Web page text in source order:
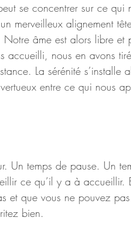
se concentrer sur ce qui
merveilleux alignement
âme est alors libre et
accueilli, nous en avons
La sérénité s’installe
entre ce qui nous
Un temps de pause. Un
ce qu’il y a à accueillir.
et que vous ne pouvez
bien.